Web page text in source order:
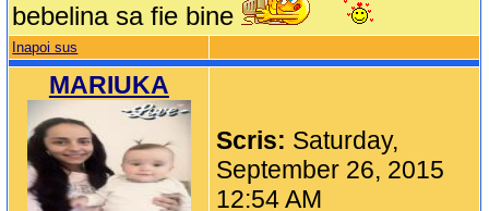
bebelina sa fie bine
Inapoi sus
MARIUKA
Scris: Saturday,
September 26, 2015
12:54 AM